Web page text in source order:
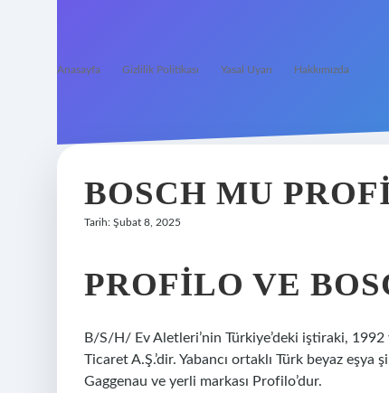
Anasayfa Gizlilik Politikası Yasal Uyarı Hakkımızda
BOSCH MU
Tarih: Şubat 8, 2025
PROFILO VE
B/S/H/ Ev Aletleri’nin Türkiye’deki iştiraki,
Ticaret A.Ş.’dir. Yabancı ortaklı Türk beyaz
Gaggenau ve yerli markası Profilo’dur.